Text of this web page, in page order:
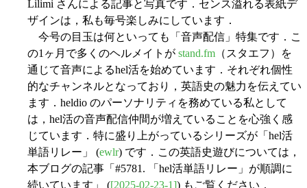
Lilimi さんによる記事と写真です．センス溢れる表紙デ
ザインは，私も毎号楽しみにしています．
今号の目玉は何といっても「音声配信」特集です．こ
の1ヶ月で多くのヘルメイトが stand.fm （スタエフ）を
通じて音声によるhel活を始めています．それぞれ個性
的なチャンネルとなっており，英語史の魅力を伝えてい
ます．heldio のパーソナリティを務めている私として
は，hel活の音声配信仲間が増えていることを心強く感
じています．特に盛り上がっているシリーズが「hel活
単語リレー」 (ewlr) です．この英語史遊びについては，
本ブログの記事「#5781. 「hel活単語リレー」が順調に
続いています」 ([2025-02-23-1]) もご覧ください．